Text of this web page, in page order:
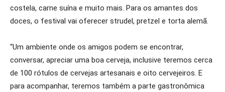
costela, carne suína e muito mais. Para os amantes dos
doces, o festival vai oferecer strudel, pretzel e torta alemã.
“Um ambiente onde os amigos podem se encontrar,
conversar, apreciar uma boa cerveja, inclusive teremos cerca
de 100 rótulos de cervejas artesanais e oito cervejeiros. E
para acompanhar, teremos também a parte gastronômica